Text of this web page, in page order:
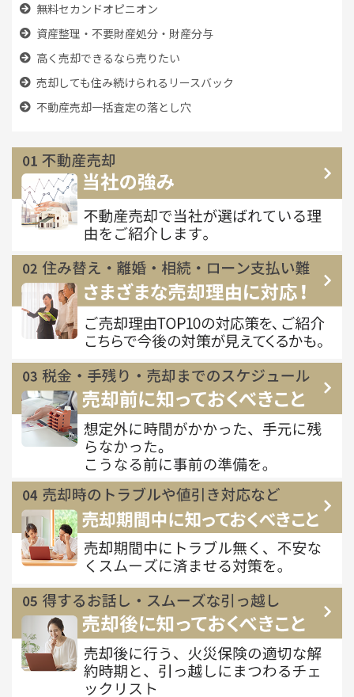
無料セカンドオピニオン
資産整理・不要財産処分・財産分与
高く売却できるなら売りたい
売却しても住み続けられるリースバック
不動産売却一括査定の落とし穴